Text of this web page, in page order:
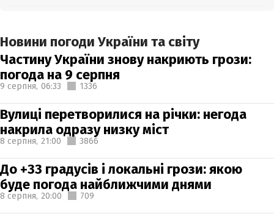
Новини погоди України та світу
Частину України знову накриють грози:
погода на 9 серпня
9 серпня, 06:33 1336
Вулиці перетворилися на річки: негода
накрила одразу низку міст
8 серпня, 21:00 3866
До +33 градусів і локальні грози: якою
буде погода найближчими днями
8 серпня, 20:00 709